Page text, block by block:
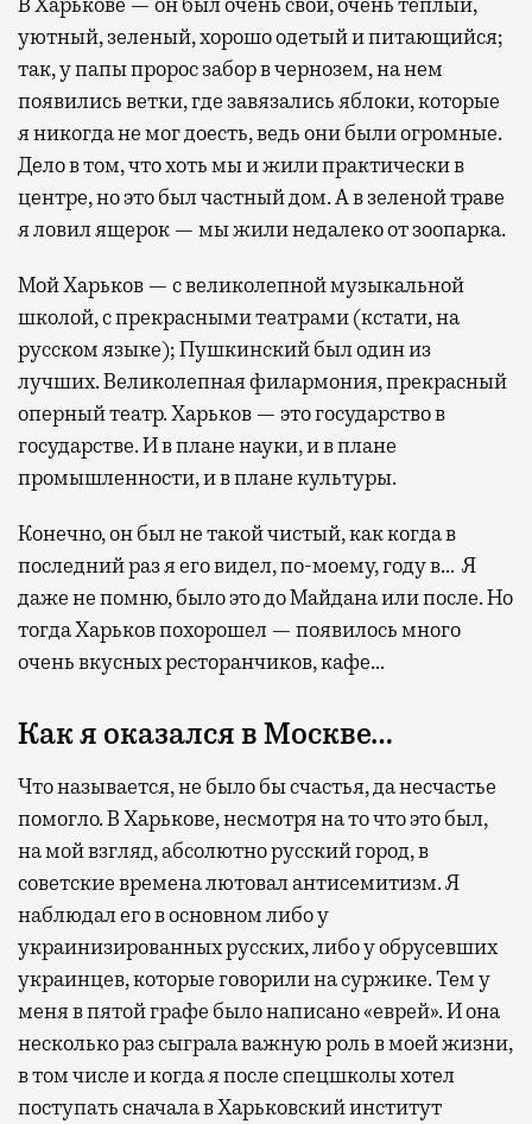
уютный, зеленый, хорошо одетый и питающийся;
так, у папы пророс забор в чернозем, на нем
появились ветки, где завязались яблоки, которые
я никогда не мог доесть, ведь они были огромные.
Дело в том, что хоть мы и жили практически в
центре, но это был частный дом. А в зеленой траве
я ловил ящерок — мы жили недалеко от зоопарка.
Мой Харьков — с великолепной музыкальной
школой, с прекрасными театрами (кстати, на
русском языке); Пушкинский был один из
лучших. Великолепная филармония, прекрасный
оперный театр. Харьков — это государство в
государстве. И в плане науки, и в плане
промышленности, и в плане культуры.
Конечно, он был не такой чистый, как когда в
последний раз я его видел, по-моему, году в… Я
даже не помню, было это до Майдана или после. Но
тогда Харьков похорошел — появилось много
очень вкусных ресторанчиков, кафе…
Как я оказался в Москве…
Что называется, не было бы счастья, да несчастье
помогло. В Харькове, несмотря на то что это был,
на мой взгляд, абсолютно русский город, в
советские времена лютовал антисемитизм. Я
наблюдал его в основном либо у
украинизированных русских, либо у обрусевших
украинцев, которые говорили на суржике. Тем у
меня в пятой графе было написано «еврей». И она
несколько раз сыграла важную роль в моей жизни,
в том числе и когда я после спецшколы хотел
поступать сначала в Харьковский институт